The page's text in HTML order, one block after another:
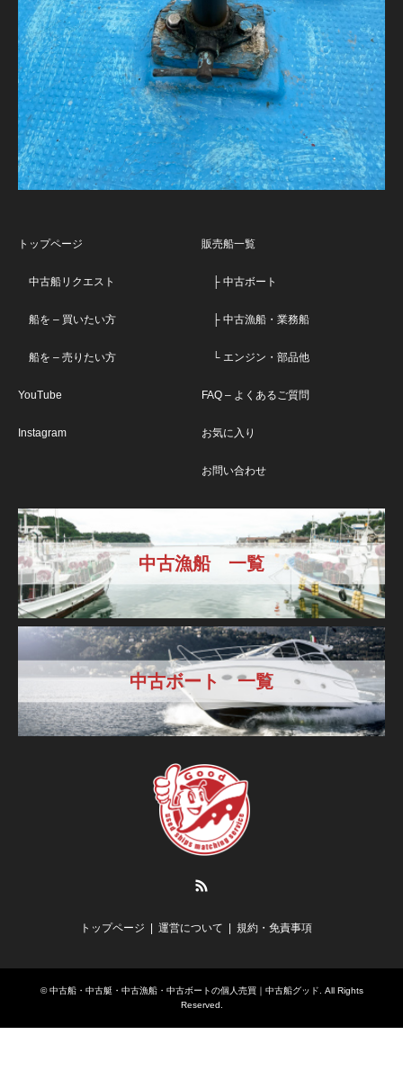
トップページ
中古船リクエスト
船を – 買いたい方
船を – 売りたい方
YouTube
Instagram
販売船一覧
├ 中古ボート
├ 中古漁船・業務船
└ エンジン・部品他
FAQ – よくあるご質問
お気に入り
お問い合わせ
中古漁船 一覧
中古ボート 一覧
トップページ 運営について 規約・免責事項
©中古船・中古艇・中古漁船・中古ボートの個人売買｜中古船グッド . All Rights
Reserved.